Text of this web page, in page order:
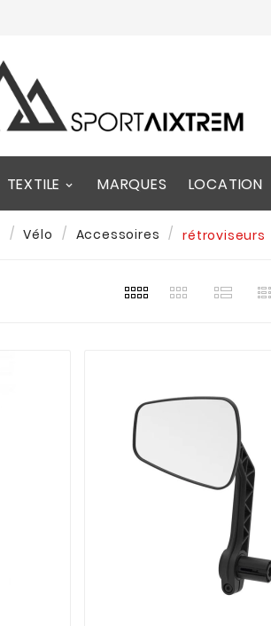
TEXTILE MARQUES LOCATION
Vélo Accessoires rétroviseurs